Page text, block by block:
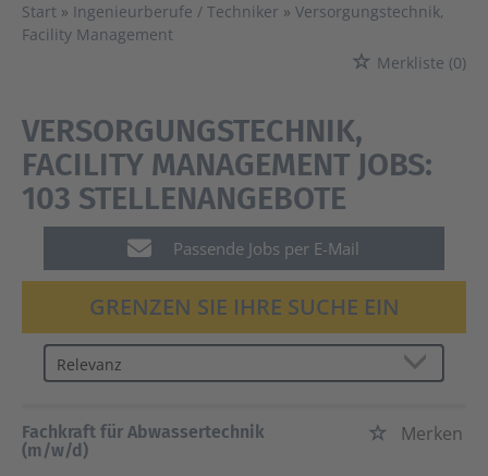
Start
Ingenieurberufe / Techniker
Versorgungstechnik,
Facility Management
Merkliste (0)
VERSORGUNGSTECHNIK,
FACILITY MANAGEMENT JOBS:
103 STELLENANGEBOTE
Passende Jobs per E-Mail
GRENZEN SIE IHRE SUCHE EIN
Fachkraft für Abwassertechnik
(m/w/d)
Merken